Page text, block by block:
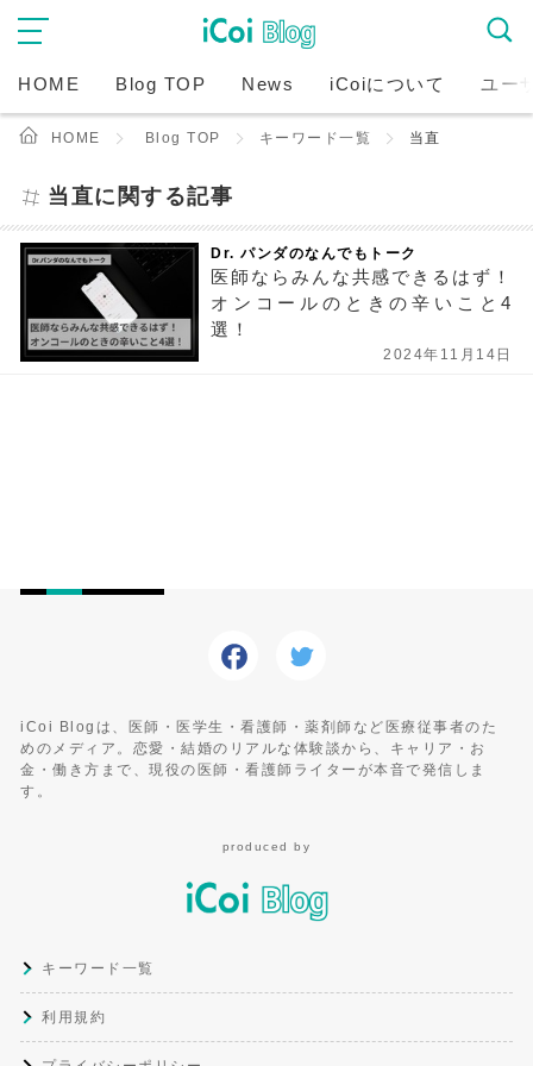
HOME Blog TOP News iCoiについて ユー
HOME Blog TOP キーワード一覧 当直
当直に関する記事
Dr. パンダのなんでもトーク
医師ならみんな共感できるはず！
オンコールのときの辛いこと4
選！
2024年11月14日
iCoi Blogは、医師・医学生・看護師・薬剤師など医療従事者のた
めのメディア。恋愛・結婚のリアルな体験談から、キャリア・お
金・働き方まで、現役の医師・看護師ライターが本音で発信しま
す。
produced by
キーワード一覧
利用規約